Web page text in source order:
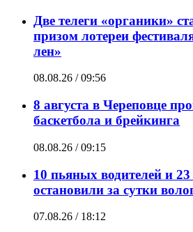
Две телеги «органики»
призом лотереи
лен»
08.08.26 / 09:56
8 августа в Череповце
баскетбола и брейкинга
08.08.26 / 09:15
10 пьяных водителей и 23
остановили за сутки
07.08.26 / 18:12